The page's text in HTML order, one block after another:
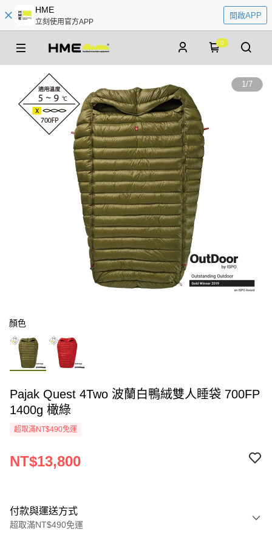
HME
立刻使用官方APP
開啟APP
0
1/7
顏色
Pajak Quest 4Two 波蘭白鴨絨雙人睡袋 700FP
1400g 橄綠
超取滿NT$490免運
NT$13,800
付款與運送方式
超取滿NT$490免運